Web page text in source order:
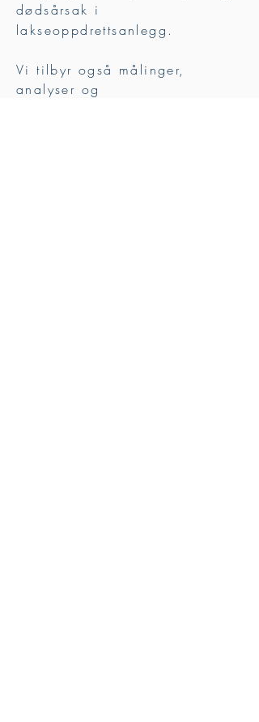
dødsårsak i
lakseoppdrettsanlegg.
Vi tilbyr også målinger,
analyser og